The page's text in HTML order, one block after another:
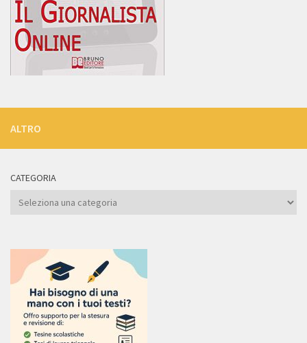
ALTRO
CATEGORIA
Categoria